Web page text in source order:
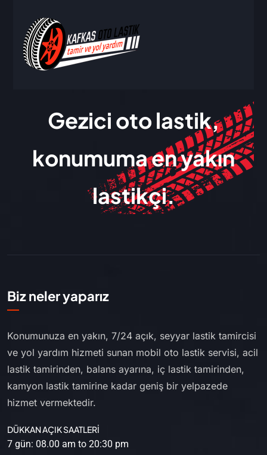
Gezici oto lastik,
konumuma en yakın
lastikçi.
Biz neler yaparız
Konumunuza en yakın, 7/24 açık, seyyar lastik tamircisi
ve yol yardım hizmeti sunan mobil oto lastik servisi, acil
lastik tamirinden, balans ayarına, iç lastik tamirinden,
kamyon lastik tamirine kadar geniş bir yelpazede
hizmet vermektedir.
DÜKKAN AÇIK SAATLERİ
7 gün: 08.00 am to 20:30 pm